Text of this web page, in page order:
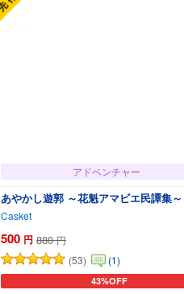
アドベンチャー
あやかし遊郭 ～花魁アマビエ民譚集
Casket
500 円 880 円
(53)
(1)
43%OFF
カートに追加